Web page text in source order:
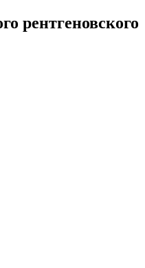
рентгеновского